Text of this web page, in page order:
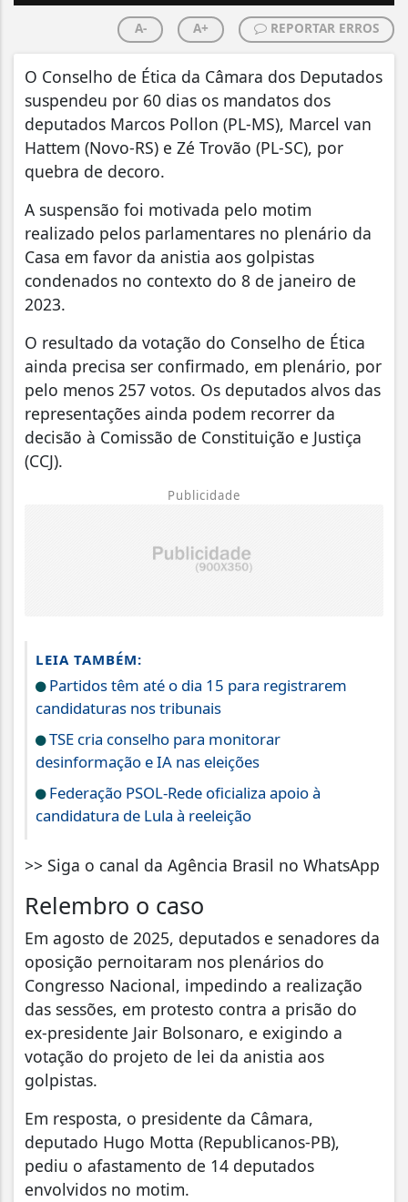
A- A+ REPORTAR ERROS
O Conselho de Ética da Câmara dos Deputados
suspendeu por 60 dias os mandatos dos
deputados Marcos Pollon (PL-MS), Marcel van
Hattem (Novo-RS) e Zé Trovão (PL-SC), por
quebra de decoro.
A suspensão foi motivada pelo motim
realizado pelos parlamentares no plenário da
Casa em favor da anistia aos golpistas
condenados no contexto do 8 de janeiro de
2023.
O resultado da votação do Conselho de Ética
ainda precisa ser confirmado, em plenário, por
pelo menos 257 votos. Os deputados alvos das
representações ainda podem recorrer da
decisão à Comissão de Constituição e Justiça
(CCJ).
Publicidade
LEIA TAMBÉM:
Partidos têm até o dia 15 para registrarem
candidaturas nos tribunais
TSE cria conselho para monitorar
desinformação e IA nas eleições
Federação PSOL-Rede oficializa apoio à
candidatura de Lula à reeleição
>> Siga o canal da Agência Brasil no WhatsApp
Relembro o caso
Em agosto de 2025, deputados e senadores da
oposição pernoitaram nos plenários do
Congresso Nacional, impedindo a realização
das sessões, em protesto contra a prisão do
ex-presidente Jair Bolsonaro, e exigindo a
votação do projeto de lei da anistia aos
golpistas.
Em resposta, o presidente da Câmara,
deputado Hugo Motta (Republicanos-PB),
pediu o afastamento de 14 deputados
envolvidos no motim.